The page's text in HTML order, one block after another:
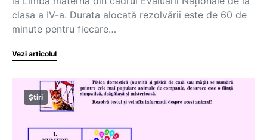
clasa a IV-a. Durata alocată rezolvării este de 60 de
minute pentru fiecare…
Vezi articolul
Știri